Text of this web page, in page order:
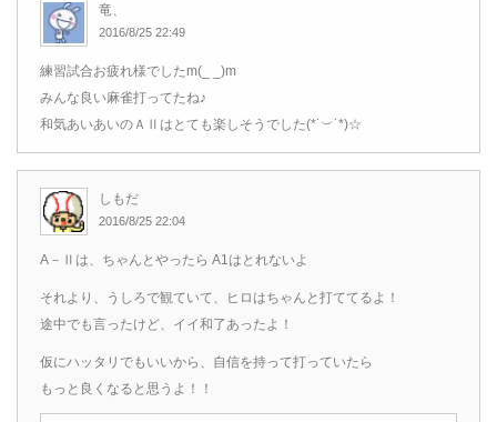
竜、
2016/8/25 22:49
練習試合お疲れ様でしたm(_ _)m
みんな良い麻雀打ってたね♪
和気あいあいのＡⅡはとても楽しそうでした(*˙︶˙*)☆
しもだ
2016/8/25 22:04
A－Ⅱは、ちゃんとやったら A1はとれないよ
それより、うしろで観ていて、ヒロはちゃんと打ててるよ！
途中でも言ったけど、イイ和了あったよ！
仮にハッタリでもいいから、自信を持って打っていたら
もっと良くなると思うよ！！